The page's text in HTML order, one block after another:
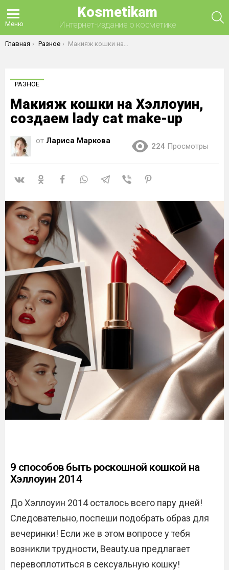
Меню
Kosmetikam
Интернет-издание о косметике
Вы здесь:
Главная Разное Макияж кошки на Хэллоуин, создаем lady cat make-up
РАЗНОЕ
Макияж кошки на Хэллоуин,
создаем lady cat make-up
от Лариса Маркова
224 Просмотры
9 способов быть роскошной кошкой на
Хэллоуин 2014
До Хэллоуин 2014 осталось всего пару дней!
Следовательно, поспеши подобрать образ для
вечеринки! Если же в этом вопросе у тебя
возникли трудности, Beauty.ua предлагает
перевоплотиться в сексуальную кошку!